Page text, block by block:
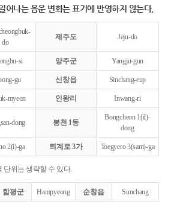
어나는 음운 변화는 표기에 반영하지 않는다.
do
제주도 Jeju-do
si 양주군 Yangju-gun
gu 신창읍 Sinchang-eup
myeon 인왕리 Inwang-ri
dong 봉천 1동
Bongcheon 1(il)-
dong
2(i)-ga 퇴계로 3가 Toegyero 3(sam)-ga
단위는 생략할 수 있다.
함평군 Hampyeong 순창읍 Sunchang